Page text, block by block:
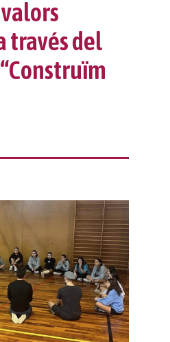
través del